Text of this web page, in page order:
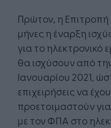
Πρώτον, η Επιτροπή
μήνες η έναρξη
για το ηλεκτρονικό
θα ισχύσουν από την
Ιανουαρίου 2021,
επιχειρήσεις να
προετοιμαστούν
με τον ΦΠΑ στο